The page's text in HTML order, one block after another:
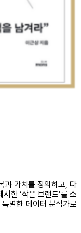
과 가치를 정의하고, 다
한 ‘작은 브랜드’를 소
별한 데이터 분석가로